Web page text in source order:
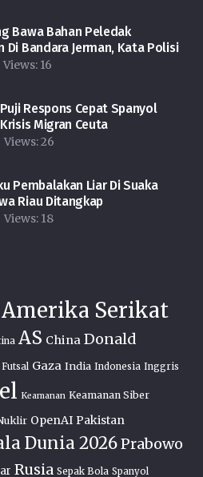
Bawa Bahan Peledak
Di Bandara Jerman, Kata Polisi
Views: 16
Respons Cepat Spanyol
Migran Ceuta
Views:26
Pembalakan Liar Di Suaka
Riau Ditangkap
Views: 18
Amerika Serikat
AS China Donald
Futsal Gaza India Indonesia Inggris
Keamanan Keamanan Siber
OpenAI Pakistan
Dunia 2026Prabowo
Rusia Sepak Bola Spanyol